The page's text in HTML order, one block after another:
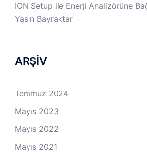
ION Setup ile Enerji Analizörüne
Yasin Bayraktar
ARŞİV
Temmuz 2024
Mayıs 2023
Mayıs 2022
Mayıs 2021